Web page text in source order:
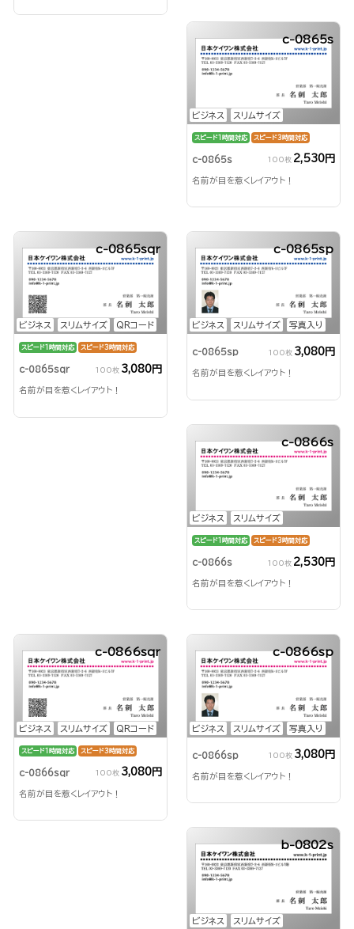
ビジネス スリムサイズ
c-0865s
スピード1時間対応 スピード3時間対応
c-0865s 100枚 2,530円
名前が目を惹くレイアウト！
ビジネス スリムサイズ QRコード
c-0865sqr
スピード1時間対応 スピード3時間対応
c-0865sqr 100枚 3,080円
名前が目を惹くレイアウト！
ビジネス スリムサイズ 写真入り
c-0865sp
c-0865sp 100枚 3,080円
名前が目を惹くレイアウト！
ビジネス スリムサイズ
c-0866s
スピード1時間対応 スピード3時間対応
c-0866s 100枚 2,530円
名前が目を惹くレイアウト！
ビジネス スリムサイズ QRコード
c-0866sqr
スピード1時間対応 スピード3時間対応
c-0866sqr 100枚 3,080円
名前が目を惹くレイアウト！
ビジネス スリムサイズ 写真入り
c-0866sp
c-0866sp 100枚 3,080円
名前が目を惹くレイアウト！
ビジネス スリムサイズ
b-0802s